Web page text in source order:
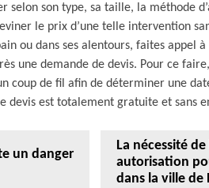
selon son type, sa taille, la méthode
le prix d’une telle intervention
ou dans ses alentours, faites appel
une demande de devis. Pour ce
coup de fil afin de déterminer une
devis est totalement gratuite et sans
un danger
La nécessité
autorisation
dans la ville de